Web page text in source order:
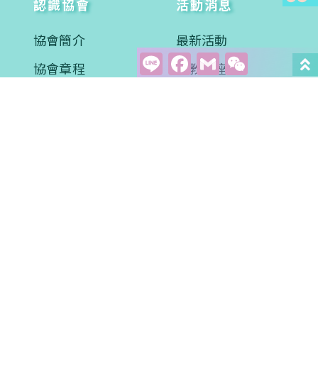
認識協會
協會簡介
協會章程
活動消息
最新活動
衛教講座
LineFacebook
Gmail